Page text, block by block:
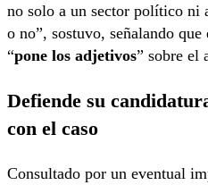
no solo a un sector político ni
o no”, sostuvo, señalando
“pone los adjetivos” sobre el
Defiende su
con el caso
Consultado por un eventual